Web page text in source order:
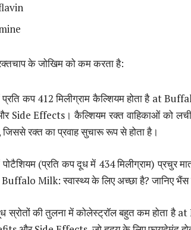
के जोखिम को कम करता है:
कप 412 मिलीग्राम कैल्शियम होता है at
Side Effects। कैल्शियम रक्त वाहिकाओं को
रक्त का प्रवाह सुचारू रूप से होता है।
(प्रति कप दूध में 434 मिलीग्राम) प्रचुर
Buffalo Milk: स्वास्थ्य के लिए अच्छा है?
स्रोतों की तुलना में कोलेस्ट्रॉल बहुत कम होता है